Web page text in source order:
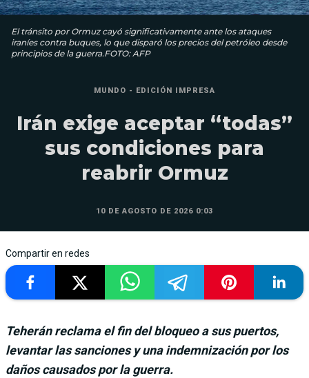
El tránsito por Ormuz cayó significativamente ante los ataques
iraníes contra buques, lo que disparó los precios del petróleo desde
principios de la guerra.FOTO: AFP
MUNDO - EDICIÓN IMPRESA
Irán exige aceptar “todas”
sus condiciones para
reabrir Ormuz
10 DE AGOSTO DE 2026 0:03
Compartir en redes
Teherán reclama el fin del bloqueo a sus puertos,
levantar las sanciones y una indemnización por los
daños causados por la guerra.